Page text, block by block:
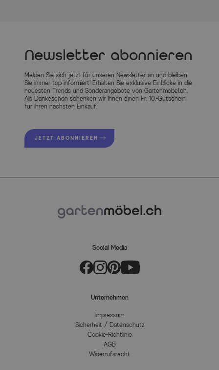
Newsletter abonnieren
Melden Sie sich jetzt für unseren Newsletter an und bleiben
Sie immer top informiert! Erhalten Sie exklusive Einblicke in die
neuesten Trends und Sonderangebote von Gartenmöbel.ch.
Als Dankeschön schenken wir Ihnen einen Fr. 10.-Gutschein
für Ihren nächsten Einkauf.
JETZT ABONNIEREN
Social Media
Unternehmen
Impressum
Sicherheit / Datenschutz
Cookie-Richtlinie
AGB
Widerrufsrecht